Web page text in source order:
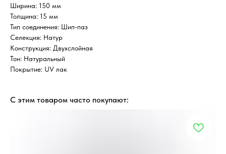
Ширина: 150 мм
Толщина: 15 мм
Тип соединения: Шип-паз
Селекция: Натур
Конструкция: Двухслойная
Тон: Натуральный
Покрытие: UV лак
С этим товаром часто покупают: